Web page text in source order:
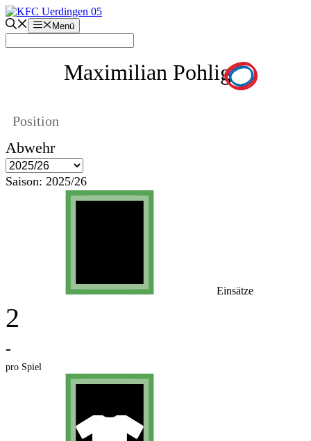
Zum
Inhalt
springen
Menü
Maximilian Pohlig
Position
Abwehr
Saison: 2025/26
Einsätze
2
-
pro Spiel